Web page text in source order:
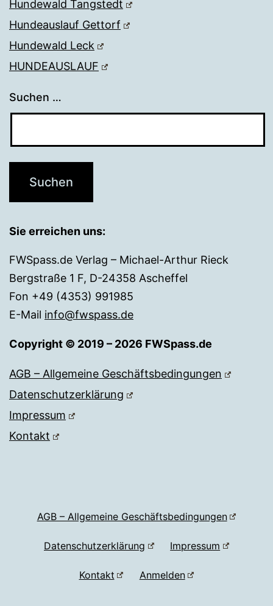
Hundewald Tangstedt
Hundeauslauf Gettorf
Hundewald Leck
HUNDEAUSLAUF
Suchen …
Sie erreichen uns:
FWSpass.de Verlag – Michael-Arthur Rieck
Bergstraße 1 F, D-24358 Ascheffel
Fon +49 (4353) 991985
E-Mail info@fwspass.de
Copyright © 2019 – 2026 FWSpass.de
AGB – Allgemeine Geschäftsbedingungen
Datenschutzerklärung
Impressum
Kontakt
AGB – Allgemeine Geschäftsbedingungen
Datenschutzerklärung Impressum
Kontakt Anmelden